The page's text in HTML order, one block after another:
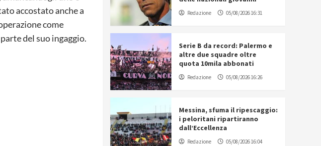
accostato anche a
come
del suo ingaggio.
Redazione 05/08/2026 16:31
Serie B da record: Palermo e
altre due squadre oltre
quota 10mila abbonati
Redazione 05/08/2026 16:26
Messina, sfuma il ripescaggio:
i peloritani ripartiranno
dall’Eccellenza
Redazione 05/08/2026 16:04